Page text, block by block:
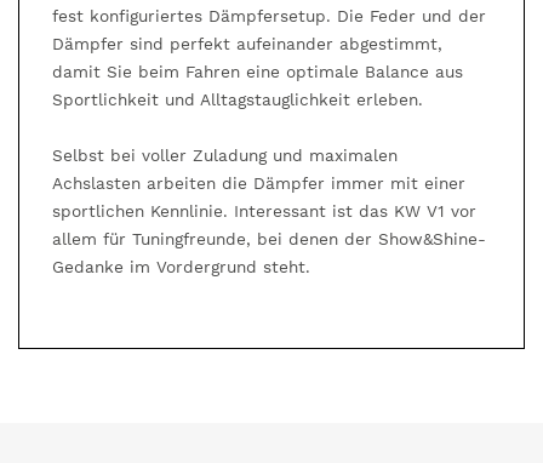
fest konfiguriertes Dämpfersetup. Die Feder und der
Dämpfer sind perfekt aufeinander abgestimmt,
damit Sie beim Fahren eine optimale Balance aus
Sportlichkeit und Alltagstauglichkeit erleben.
Selbst bei voller Zuladung und maximalen
Achslasten arbeiten die Dämpfer immer mit einer
sportlichen Kennlinie. Interessant ist das KW V1 vor
allem für Tuningfreunde, bei denen der Show&Shine-
Gedanke im Vordergrund steht.